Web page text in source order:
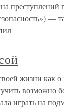
преступлений
—
жизни как о
возможно
играть на